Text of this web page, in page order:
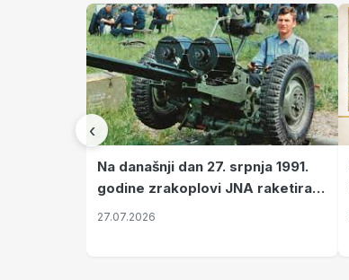
‹
Na današnji dan 27. srpnja 1991.
godine zrakoplovi JNA raketirali
su vojarnu i obučni centar "Nikola
27.07.2026